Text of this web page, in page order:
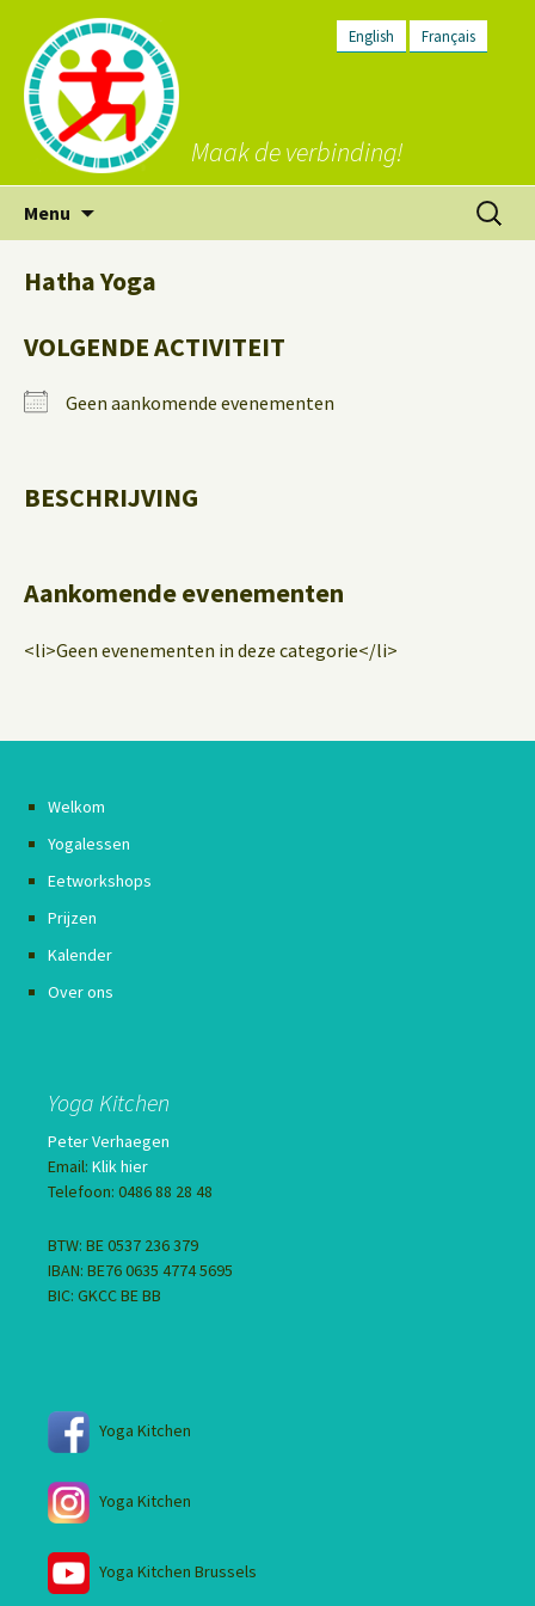
English Français
Maak de verbinding!
Menu
inhoud
Zoeken
naar:
Hatha Yoga
VOLGENDE ACTIVITEIT
Geen aankomende evenementen
BESCHRIJVING
Aankomende evenementen
<li>Geen evenementen in deze categorie</li>
Welkom
Yogalessen
Eetworkshops
Prijzen
Kalender
Over ons
Yoga Kitchen
Peter Verhaegen
Email: Klik hier
Telefoon: 0486 88 28 48
BTW: BE 0537 236 379
IBAN: BE76 0635 4774 5695
BIC: GKCC BE BB
Yoga Kitchen
Yoga Kitchen
Yoga Kitchen Brussels